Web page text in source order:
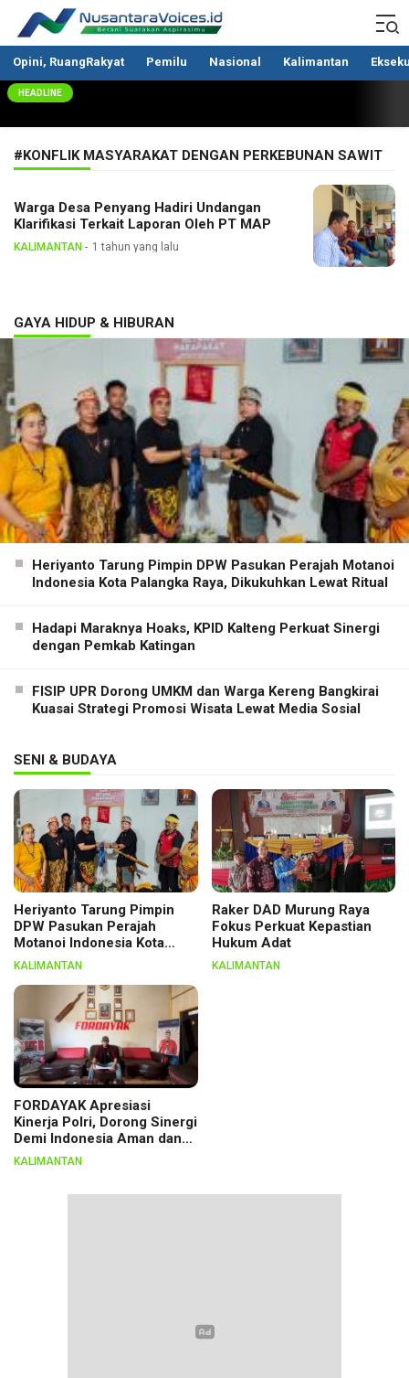
Nusantaravoices.id
Berani Suarakan Aspirasimu
Opini, RuangRakyat Pemilu Nasional Kalimantan
HEADLINE
#KONFLIK MASYARAKAT DENGAN PERKEBUNAN SAWIT
Warga Desa Penyang Hadiri Undangan
Klarifikasi Terkait Laporan Oleh PT MAP
KALIMANTAN 1 tahun yang lalu
GAYA HIDUP & HIBURAN
Heriyanto Tarung Pimpin DPW Pasukan Perajah Motanoi
Indonesia Kota Palangka Raya, Dikukuhkan Lewat Ritual
Hadapi Maraknya Hoaks, KPID Kalteng Perkuat Sinergi
dengan Pemkab Katingan
FISIP UPR Dorong UMKM dan Warga Kereng Bangkirai
Kuasai Strategi Promosi Wisata Lewat Media Sosial
SENI & BUDAYA
Heriyanto Tarung Pimpin
DPW Pasukan Perajah
Motanoi Indonesia Kota
Palangka Raya, Dikukuhkan
KALIMANTAN
Raker DAD Murung Raya
Fokus Perkuat Kepastian
Hukum Adat
KALIMANTAN
FORDAYAK Apresiasi
Kinerja Polri, Dorong Sinergi
Demi Indonesia Aman dan
Berkeadilan
KALIMANTAN